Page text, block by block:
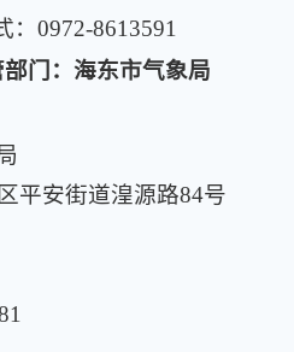
：0972-8613591
门：海东市气象局
平安街道湟源路84号